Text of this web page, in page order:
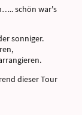
schön war's
sonniger.
dieser Tour